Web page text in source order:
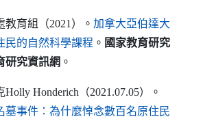
育組（2021）。 加拿大亞伯達大
民的自然科學課程（另開新視窗）
。 國家教育研究
研究資訊網 。
Holly Honderich （2021.07.05）。
墓事件：為什麼悼念數百名原住民